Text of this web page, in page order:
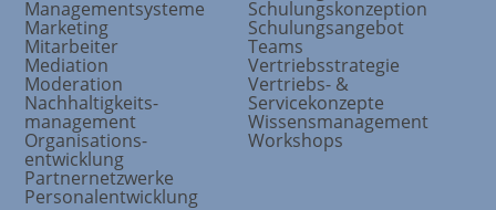
Managementsysteme
Marketing
Mitarbeiter
Mediation
Moderation
Nachhaltigkeits-
management
Organisations-
entwicklung
Partnernetzwerke
Personalentwicklung
Schulungskonzeption
Schulungsangebot
Teams
Vertriebsstrategie
Vertriebs- &
Servicekonzepte
Wissensmanagement
Workshops